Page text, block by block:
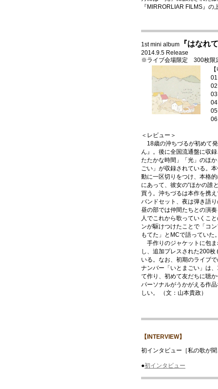
『MIRRORLIAR FILMS』
1st mini album 『はなれ
2014.9.5 Release
※ライブ会場限定 300枚限
＜レビュー＞
18歳の沖ちづるが初めて
ん』。後に全国流通盤に収
たたかな時間」「光」のほ
ごい」が収録されている。
動に一区切りをつけ、本格
にあって、彼女の“ほかの誰
買う。沖ちづるは本作を携
バンドセット、夜は弾き語
昼の部では仲間たちとの演
人でこれから歌っていくこ
ンが駆けつけたことで「コ
もてた」とMCで語っていた
手作りのジャケットに包
し、追加プレスされた200
いる。なお、初期のライブ
ナンバー「いとまごい」は
て作り、初めて友だちに聴
パーソナルがうかがえる作
しい。 （文：山本貴政）
【INTERVIEW】
初インタビュー［私の歌が
●初インタビュー